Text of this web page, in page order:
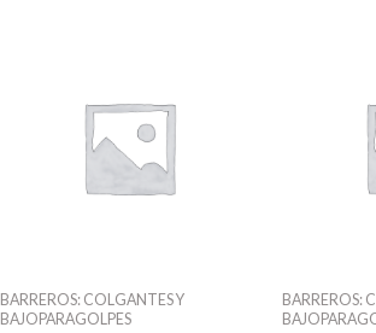
BARREROS: COLGANTES Y
BAJOPARAGOLPES
BARREROS: